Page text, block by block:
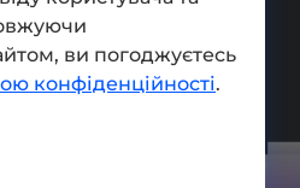
сайту
kit
ви погоджуєтесь
конфіденційності.